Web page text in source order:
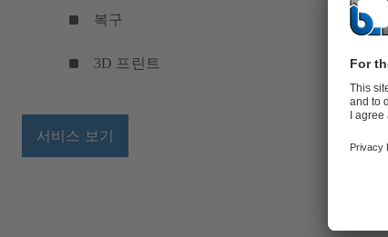
복구
3D 프린트
서비스 보기